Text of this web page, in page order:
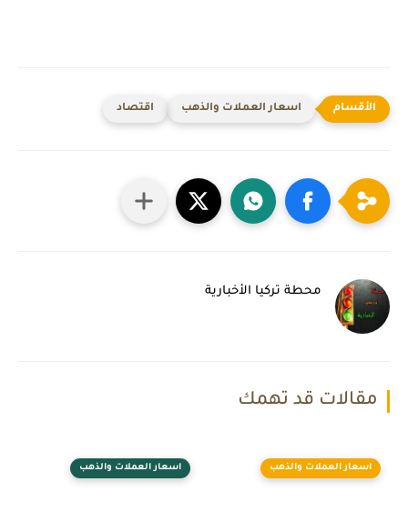
اسعار العملات والذهب اقتصاد
محطة تركيا الأخبارية
مقالات قد تهمك
اسعار العملات والذهب اسعار العملات والذهب